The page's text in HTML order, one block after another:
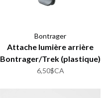
Bontrager
Attache lumière arrière
Bontrager/Trek (plastique)
pour sacoche
6,50$CA